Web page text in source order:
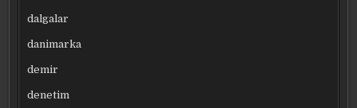
dalgalar
danimarka
demir
denetim